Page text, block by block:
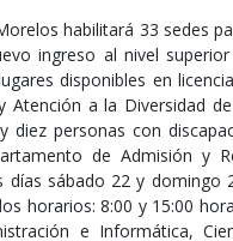
habilitará 33 sedes
ingreso al nivel
disponibles en
Atención a la Diversidad
diez personas con
de Admisión y
sábado 22 y domingo
horarios: 8:00 y 15:00
e Informática,